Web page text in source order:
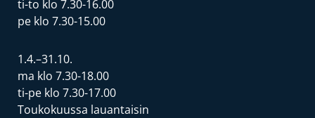
ti-to klo 7.30-16.00
pe klo 7.30-15.00
1.4.–31.10.
ma klo 7.30-18.00
ti-pe klo 7.30-17.00
Toukokuussa lauantaisin